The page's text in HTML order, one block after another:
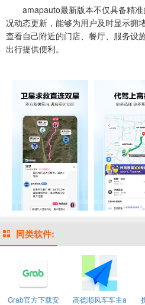
amapauto最新版本不仅具备精准
况动态更新，能够为用户及时显示拥
查看自己附近的门店、餐厅、服务设
出行提供便利。
同类软件:
Grab官方下载安
高德顺风车车主a